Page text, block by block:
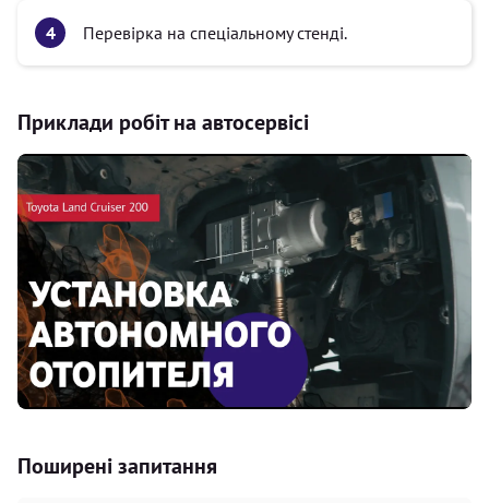
Перевірка на спеціальному стенді.
Приклади робіт на автосервісі
Поширені запитання